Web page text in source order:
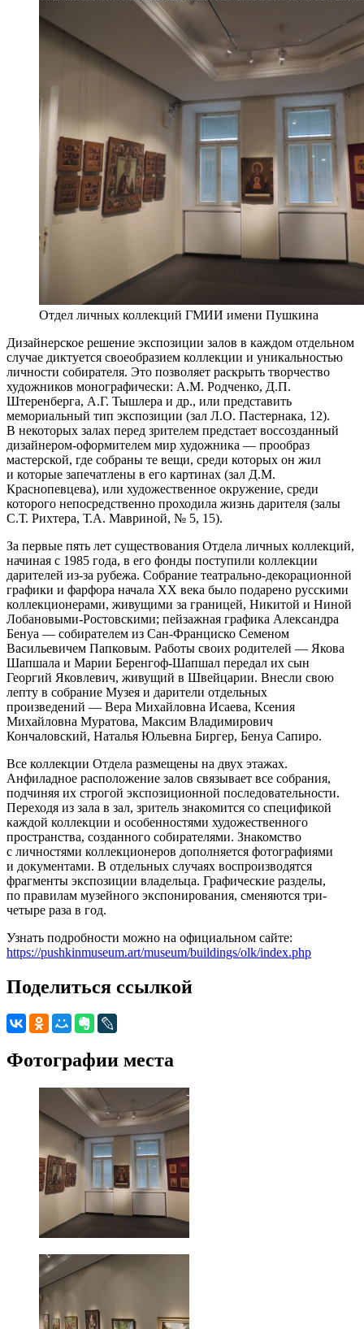
Отдел личных коллекций ГМИИ имени Пушкина
Дизайнерское решение экспозиции залов в каждом отдельном
случае диктуется своеобразием коллекции и уникальностью
личности собирателя. Это позволяет раскрыть творчество
художников монографически: А.М. Родченко, Д.П.
Штеренберга, А.Г. Тышлера и др., или представить
мемориальный тип экспозиции (зал Л.О. Пастернака, 12).
В некоторых залах перед зрителем предстает воссозданный
дизайнером-оформителем мир художника — прообраз
мастерской, где собраны те вещи, среди которых он жил
и которые запечатлены в его картинах (зал Д.М.
Краснопевцева), или художественное окружение, среди
которого непосредственно проходила жизнь дарителя (залы
С.Т. Рихтера, Т.А. Мавриной, № 5, 15).
За первые пять лет существования Отдела личных коллекций,
начиная с 1985 года, в его фонды поступили коллекции
дарителей из-за рубежа. Собрание театрально-декорационной
графики и фарфора начала XX века было подарено русскими
коллекционерами, живущими за границей, Никитой и Ниной
Лобановыми-Ростовскими; пейзажная графика Александра
Бенуа — собирателем из Сан-Франциско Семеном
Васильевичем Папковым. Работы своих родителей — Якова
Шапшала и Марии Беренгоф-Шапшал передал их сын
Георгий Яковлевич, живущий в Швейцарии. Внесли свою
лепту в собрание Музея и дарители отдельных
произведений — Вера Михайловна Исаева, Ксения
Михайловна Муратова, Максим Владимирович
Кончаловский, Наталья Юльевна Биргер, Бенуа Сапиро.
Все коллекции Отдела размещены на двух этажах.
Анфиладное расположение залов связывает все собрания,
подчиняя их строгой экспозиционной последовательности.
Переходя из зала в зал, зритель знакомится со спецификой
каждой коллекции и особенностями художественного
пространства, созданного собирателями. Знакомство
с личностями коллекционеров дополняется фотографиями
и документами. В отдельных случаях воспроизводятся
фрагменты экспозиции владельца. Графические разделы,
по правилам музейного экспонирования, сменяются три-
четыре раза в год.
Узнать подробности можно на официальном сайте:
https://pushkinmuseum.art/museum/buildings/olk/index.php
Поделиться ссылкой
Фотографии места